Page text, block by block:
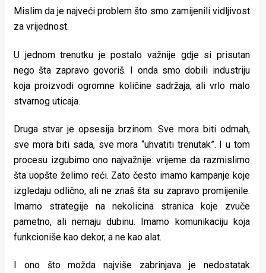
Mislim da je najveći problem što smo zamijenili vidljivost
za vrijednost.
U jednom trenutku je postalo važnije gdje si prisutan
nego šta zapravo govoriš. I onda smo dobili industriju
koja proizvodi ogromne količine sadržaja, ali vrlo malo
stvarnog uticaja.
Druga stvar je opsesija brzinom. Sve mora biti odmah,
sve mora biti sada, sve mora “uhvatiti trenutak”. I u tom
procesu izgubimo ono najvažnije: vrijeme da razmislimo
šta uopšte želimo reći. Zato često imamo kampanje koje
izgledaju odlično, ali ne znaš šta su zapravo promijenile.
Imamo strategije na nekolicina stranica koje zvuče
pametno, ali nemaju dubinu. Imamo komunikaciju koja
funkcioniše kao dekor, a ne kao alat.
I ono što možda najviše zabrinjava je nedostatak